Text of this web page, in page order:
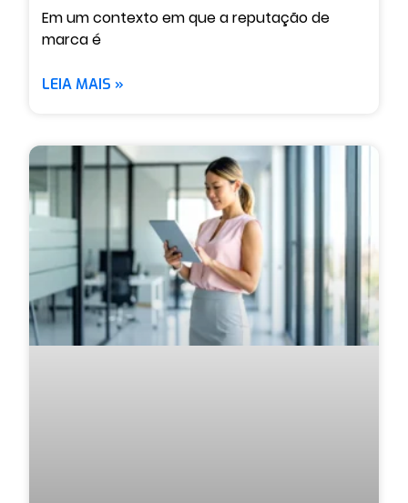
Em um contexto em que a reputação de
marca é
LEIA MAIS »